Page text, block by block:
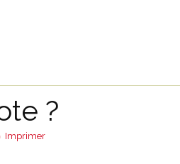
?
Imprimer